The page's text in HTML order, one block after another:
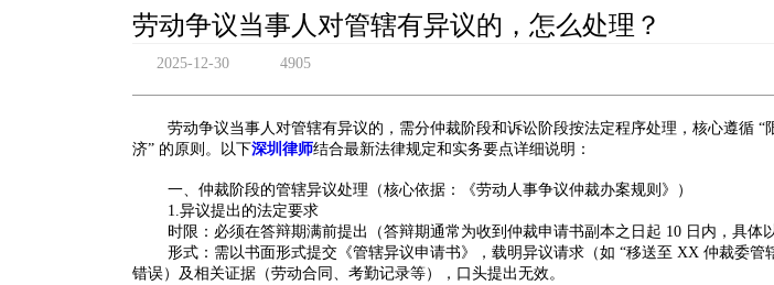
劳动争议当事人对管辖有异议的，怎么处理？
2025-12-30 4905
劳动争议当事人对管辖有异议的，需分仲裁阶段和诉讼阶段按法定程序处理，核心遵循
济” 的原则。以下深圳律师结合最新法律规定和实务要点详细说明：
一、仲裁阶段的管辖异议处理（核心依据：《劳动人事争议仲裁办案规则》）
1.异议提出的法定要求
时限 ：必须在答辩期满前提出（答辩期通常为收到仲裁申请书副本之日起 10 日内，具体
形式 ：需以书面形式提交《管辖异议申请书》，载明异议请求（如 “移送至 XX 仲裁委管
错误）及相关证据（劳动合同、考勤记录等），口头提出无效。